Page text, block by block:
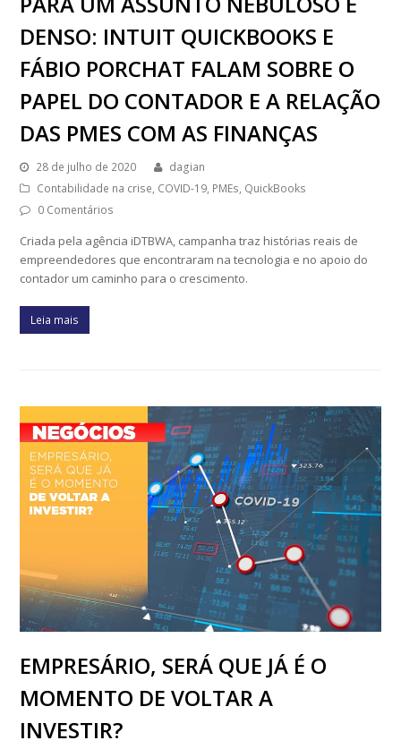
DENSO: INTUIT QUICKBOOKS E
FÁBIO PORCHAT FALAM SOBRE O
PAPEL DO CONTADOR E A RELAÇÃO
DAS PMES COM AS FINANÇAS
28 de julho de 2020
dagian
Contabilidade na crise, COVID-19, PMEs, QuickBooks
0 Comentários
Criada pela agência iDTBWA, campanha traz histórias reais de
empreendedores que encontraram na tecnologia e no apoio do
contador um caminho para o crescimento.
Leia mais
EMPRESÁRIO, SERÁ QUE JÁ É O
MOMENTO DE VOLTAR A
INVESTIR?